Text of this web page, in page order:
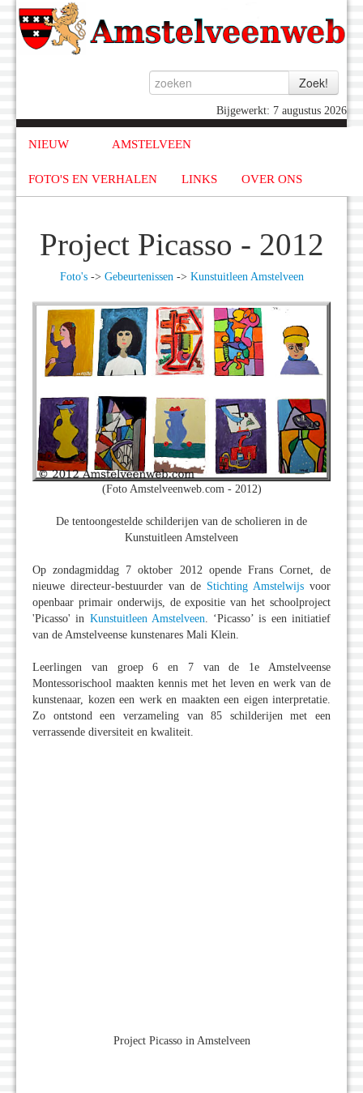
Bijgewerkt: 7 augustus 2026
NIEUW AMSTELVEEN
FOTO'S EN VERHALEN LINKS OVER ONS
Project Picasso - 2012
Foto's-> Gebeurtenissen-> Kunstuitleen Amstelveen
(Foto Amstelveenweb.com - 2012)
De tentoongestelde schilderijen van de scholieren in de
Kunstuitleen Amstelveen
Op zondagmiddag 7 oktober 2012 opende Frans Cornet, de
nieuwe directeur-bestuurder van de Stichting Amstelwijs voor
openbaar primair onderwijs, de expositie van het schoolproject
'Picasso' in Kunstuitleen Amstelveen. ‘Picasso’ is een initiatief
van de Amstelveense kunstenares Mali Klein.
Leerlingen van groep 6 en 7 van de 1e Amstelveense
Montessorischool maakten kennis met het leven en werk van de
kunstenaar, kozen een werk en maakten een eigen interpretatie.
Zo ontstond een verzameling van 85 schilderijen met een
verrassende diversiteit en kwaliteit.
Project Picasso in Amstelveen